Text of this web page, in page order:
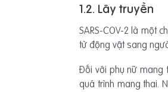
1.2. Lây truyền
SARS-COV-2 là một
từ động vật sang
Đối với phụ nữ mang
quá trình mang thai.